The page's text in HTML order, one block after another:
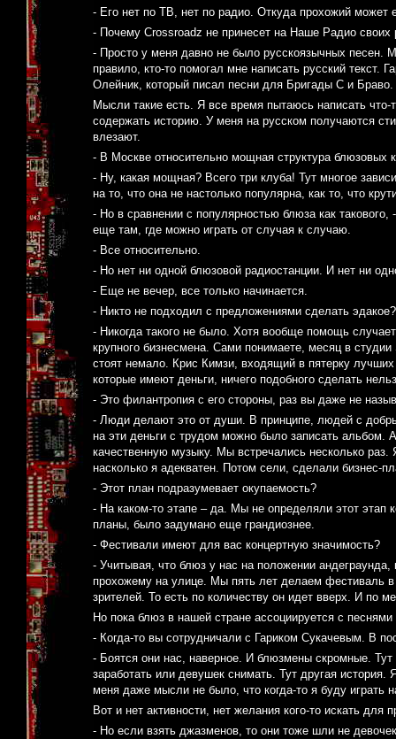
- Его нет по ТВ, нет по радио. Откуда прохожий может
- Почему Crossroadz не принесет на Наше Радио своих
- Просто у меня давно не было русскоязычных песен.
правило, кто-то помогал мне написать русский текст.
Олейник, который писал песни для Бригады С и
Мысли такие есть. Я все время пытаюсь написать
содержать историю. У меня на русском получаются
влезают.
- В Москве относительно мощная структура блюзовых
- Ну, какая мощная? Всего три клуба! Тут многое
на то, что она не настолько популярна, как то, что
- Но в сравнении с популярностью блюза как
еще там, где можно играть от случая к случаю.
- Все относительно.
- Но нет ни одной блюзовой радиостанции. И нет ни
- Еще не вечер, все только начинается.
- Никто не подходил с предложениями сделать эдакое?
- Никогда такого не было. Хотя вообще помощь
крупного бизнесмена. Сами понимаете, месяц в
стоят немало. Крис Кимзи, входящий в пятерку
которые имеют деньги, ничего подобного сделать
- Это филантропия с его стороны, раз вы даже не
- Люди делают это от души. В принципе, людей с
на эти деньги с трудом можно было записать альбом.
качественную музыку. Мы встречались несколько
насколько я адекватен. Потом сели, сделали бизнес-
- Этот план подразумевает окупаемость?
- На каком-то этапе – да. Мы не определяли этот этап
планы, было задумано еще грандиознее.
- Фестивали имеют для вас концертную значимость?
- Учитывая, что блюз у нас на положении
прохожему на улице. Мы пять лет делаем фестиваль
зрителей. То есть по количеству он идет вверх. И по
Но пока блюз в нашей стране ассоциируется с
- Когда-то вы сотрудничали с Гариком Сукачевым. В
- Боятся они нас, наверное. И блюзмены скромные.
заработать или девушек снимать. Тут другая
меня даже мысли не было, что когда-то я буду играть
Вот и нет активности, нет желания кого-то искать для
- Но если взять джазменов, то они тоже шли не